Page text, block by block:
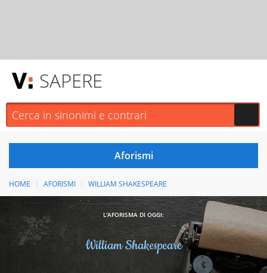
SAPERE
HOME AFORISMI WILLIAM SHAKESPEARE
L'AFORISMA DI OGGI:
William Shakespeare